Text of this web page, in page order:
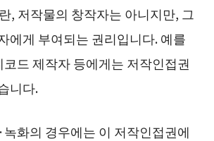
, 저작물의 창작자는 아니지만, 그
에게 부여되는 권리입니다. 예를
드 제작자 등에게는 저작인접권
니다.
화의 경우에는 이 저작인접권에